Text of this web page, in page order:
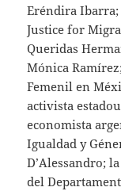
Eréndira Ibarra;
Justice for
Queridas
Mónica
Femenil en
activista
economista
Igualdad y
D’Alessandro;
del